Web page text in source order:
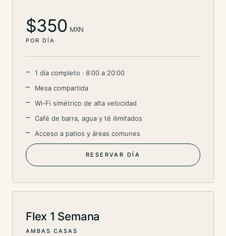
$350 MXN
POR DÍA
1 día completo · 8:00 a 20:00
Mesa compartida
Wi-Fi simétrico de alta velocidad
Café de barra, agua y té ilimitados
Acceso a patios y áreas comunes
RESERVAR DÍA
Flex 1 Semana
AMBAS CASAS